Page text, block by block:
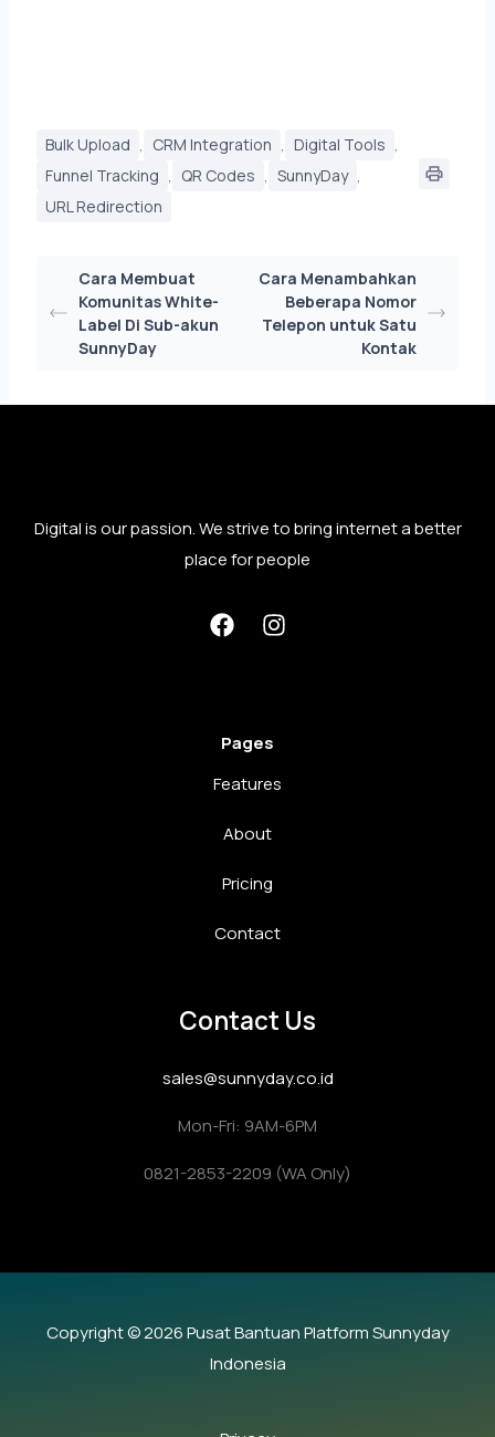
Bulk Upload , CRM Integration , Digital Tools ,
Funnel Tracking , QR Codes , SunnyDay ,
URL Redirection
Cara Membuat
Komunitas White-
Label Di Sub-akun
SunnyDay
Cara Menambahkan
Beberapa Nomor
Telepon untuk Satu
Kontak
Digital is our passion. We strive to bring internet a better
place for people
Pages
Features
About
Pricing
Contact
Contact Us
sales@sunnyday.co.id
Mon-Fri: 9AM-6PM
0821-2853-2209 (WA Only)
Copyright © 2026 Pusat Bantuan Platform Sunnyday
Indonesia